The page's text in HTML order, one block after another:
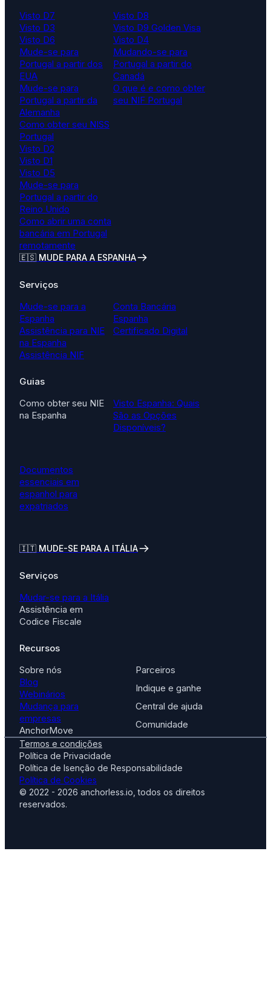
Visto D7
Visto D3
Visto D6
Mude-se para
Portugal a partir dos
EUA
Mude-se para
Portugal a partir da
Alemanha
Como obter seu NISS
Portugal
Visto D8
Visto D9 Golden Visa
Visto D4
Mudando-se para
Portugal a partir do
Canadá
O que é e como obter
seu NIF Portugal
Visto D2
Visto D1
Visto D5
Mude-se para
Portugal a partir do
Reino Unido
Como abrir uma conta
bancária em Portugal
remotamente
🇪🇸 MUDE PARA A ESPANHA
Serviços
Mude-se para a
Espanha
Assistência para NIE
na Espanha
Assistência NIF
Conta Bancária
Espanha
Certificado Digital
Guias
Como obter seu NIE
na Espanha
Visto Espanha: Quais
São as Opções
Disponíveis?
Documentos
essenciais em
espanhol para
expatriados
🇮🇹 MUDE-SE PARA A ITÁLIA
Serviços
Mudar-se para a Itália
Assistência em
Codice Fiscale
Recursos
Sobre nós
Blog
Webinários
Mudança para
empresas
AnchorMove
Parceiros
Indique e ganhe
Central de ajuda
Comunidade
Termos e condições
Política de Privacidade
Política de Isenção de Responsabilidade
Política de Cookies
© 2022 - 2026 anchorless.io, todos os direitos
reservados.